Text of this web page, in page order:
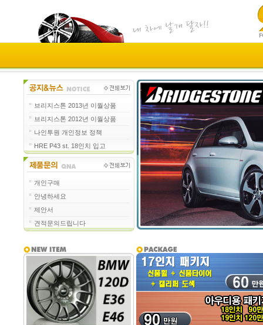
브리지스톤 2013년 이월상품
브리지스톤 2012년 이월상품
나인투원 개인정보 정책
HRE P43 st. 18인치 입고
개인구매
안녕하세요
제안서
견적문의드립니다